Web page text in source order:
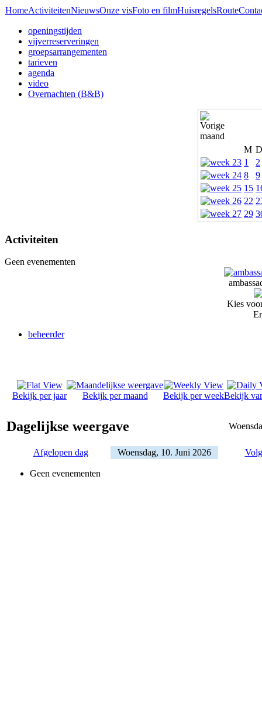
HomeActiviteitenNieuwsOnze visFoto en filmHuisregelsRoute
openingstijden
vijverreserveringen
groepsarrangementen
tarieven
agenda
video
Overnachten (B&B)
M D
1
2
8
9
15
22
29
Activiteiten
Geen evenementen
Kies
beheerder
Bekijk per jaar Bekijk per maand Bekijk per weekBekijk
Dagelijkse weergave
Afgelopen dag Woensdag, 10. Juni 2026
Geen evenementen